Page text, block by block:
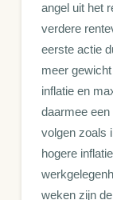
angel uit het
verdere
eerste actie
meer
inflatie en
daarmee een
volgen zoals
hogere
weken zijn